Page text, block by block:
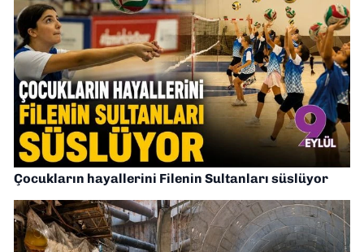
Çocukların hayallerini Filenin Sultanları süslüyor